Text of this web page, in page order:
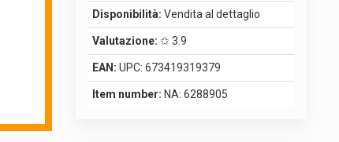
Disponibilità: Vendita al dettaglio
Valutazione: ✩ 3.9
EAN: UPC: 673419319379
Item number: NA: 6288905